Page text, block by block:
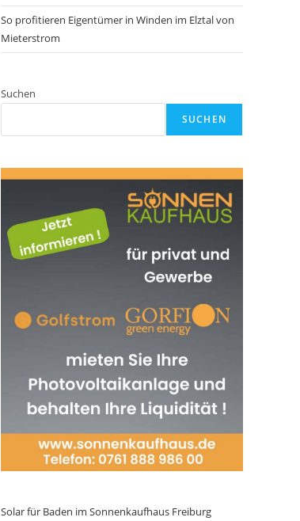
So profitieren Eigentümer in Winden im Elztal von
Mieterstrom
Suchen
SUCHEN
Solar für Baden im Sonnenkaufhaus Freiburg